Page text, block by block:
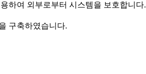
하여 외부로부터 시스템을 보호합니다.
구축하였습니다.